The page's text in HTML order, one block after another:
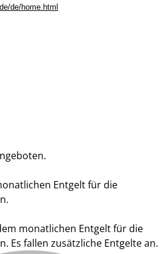
de/home.html
Entgelt für die
monatlichen Entgelt für die
Es fallen zusätzliche Entgelte an.